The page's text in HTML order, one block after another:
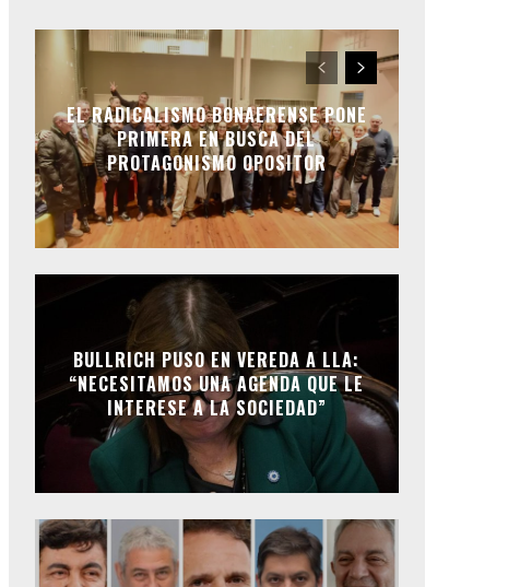
EL RADICALISMO BONAERENSE PONE
PRIMERA EN BUSCA DEL
PROTAGONISMO OPOSITOR
BULLRICH PUSO EN VEREDA A LLA:
“NECESITAMOS UNA AGENDA QUE LE
INTERESE A LA SOCIEDAD”